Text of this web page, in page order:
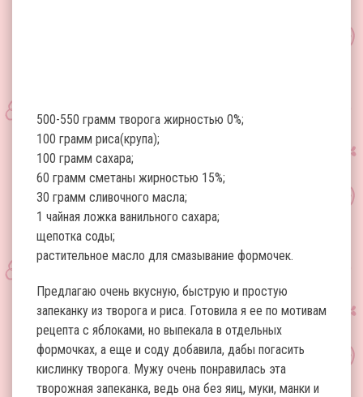
500-550 грамм творога жирностью 0%;
100 грамм риса(крупа);
100 грамм сахара;
60 грамм сметаны жирностью 15%;
30 грамм сливочного масла;
1 чайная ложка ванильного сахара;
щепотка соды;
растительное масло для смазывание формочек.
Предлагаю очень вкусную, быструю и простую
запеканку из творога и риса. Готовила я ее по мотивам
рецепта с яблоками, но выпекала в отдельных
формочках, а еще и соду добавила, дабы погасить
кислинку творога. Мужу очень понравилась эта
творожная запеканка, ведь она без яиц, муки, манки и